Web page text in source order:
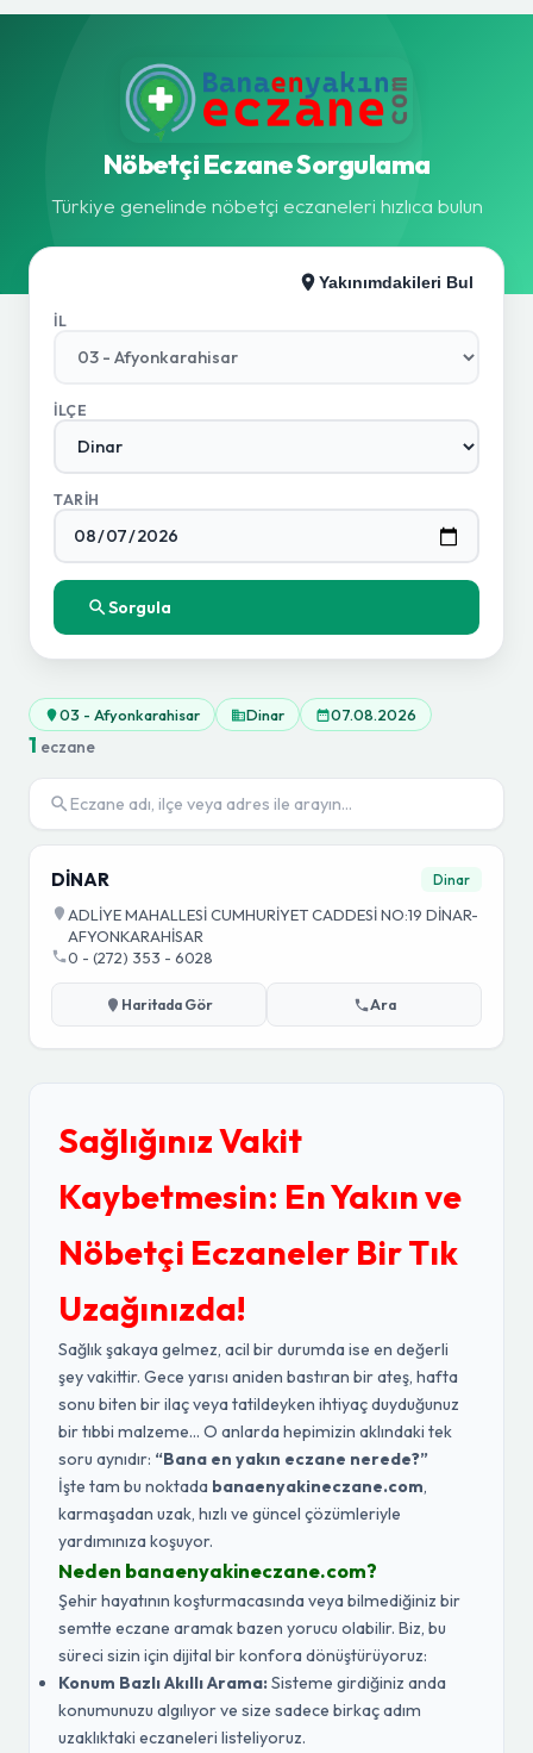
Nöbetçi Eczane Sorgulama
Türkiye genelinde nöbetçi eczaneleri hızlıca bulun
Yakınımdakileri Bul
İL
İLÇE
TARIH
Sorgula
03 - Afyonkarahisar Dinar 07.08.2026
1 eczane
DİNAR Dinar
ADLİYE MAHALLESİ CUMHURİYET CADDESİ NO:19 DİNAR-
AFYONKARAHİSAR
0 - (272) 353 - 6028
Haritada Gör Ara
Sağlığınız Vakit
Kaybetmesin: En Yakın ve
Nöbetçi Eczaneler Bir Tık
Uzağınızda!
Sağlık şakaya gelmez, acil bir durumda ise en değerli
şey vakittir. Gece yarısı aniden bastıran bir ateş, hafta
sonu biten bir ilaç veya tatildeyken ihtiyaç duyduğunuz
bir tıbbi malzeme... O anlarda hepimizin aklındaki tek
soru aynıdır: “Bana en yakın eczane nerede?”
İşte tam bu noktada banaenyakineczane.com,
karmaşadan uzak, hızlı ve güncel çözümleriyle
yardımınıza koşuyor.
Neden banaenyakineczane.com?
Şehir hayatının koşturmacasında veya bilmediğiniz bir
semtte eczane aramak bazen yorucu olabilir. Biz, bu
süreci sizin için dijital bir konfora dönüştürüyoruz:
Konum Bazlı Akıllı Arama:Sisteme girdiğiniz anda
konumunuzu algılıyor ve size sadece birkaç adım
uzaklıktaki eczaneleri listeliyoruz.